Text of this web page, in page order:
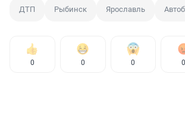
ДТП Рыбинск Ярославль
0 0 0 0